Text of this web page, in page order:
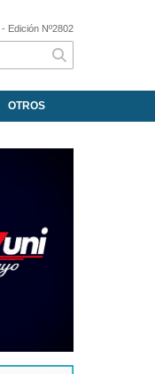
- Edición Nº2802
OTROS